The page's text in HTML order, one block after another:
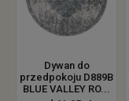
Dywan do
przedpokoju D889B
BLUE VALLEY RO...